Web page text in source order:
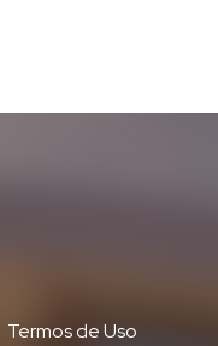
Termos de Uso